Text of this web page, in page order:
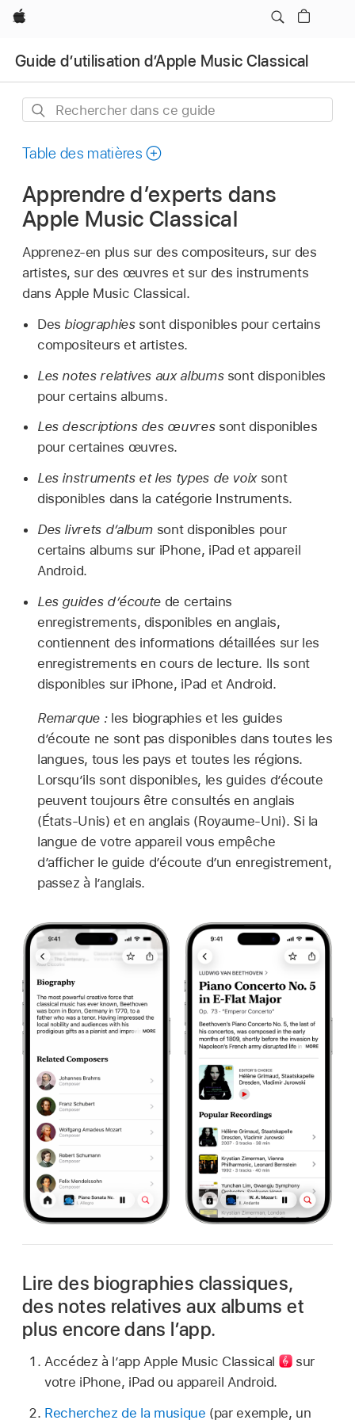
Apple
Guide d’utilisation d’Apple Music Classical
Rechercher
ce
Table des matières
Apprendre d’experts dans
Apple Music Classical
Apprenez-en plus sur des compositeurs, sur des
artistes, sur des œuvres et sur des instruments
dans Apple Music Classical.
Des biographiessont disponibles pour certains
compositeurs et artistes.
Les notes relatives aux albumssont disponibles
pour certains albums.
Les descriptions des œuvressont disponibles
pour certaines œuvres.
Les instruments et les types de voix sont
disponibles dans la catégorie Instruments.
Des livrets d’album sont disponibles pour
certains albums sur iPhone, iPad et appareil
Android.
Les guides dʼécoute de certains
enregistrements, disponibles en anglais,
contiennent des informations détaillées sur les
enregistrements en cours de lecture. Ils sont
disponibles sur iPhone, iPad et Android.
Remarque :les biographies et les guides
d’écoute ne sont pas disponibles dans toutes les
langues, tous les pays et toutes les régions.
Lorsqu’ils sont disponibles, les guides d’écoute
peuvent toujours être consultés en anglais
(États-Unis) et en anglais (Royaume-Uni). Si la
langue de votre appareil vous empêche
d’afficher le guide d’écoute d’un enregistrement,
passez à l’anglais.
Lire des biographies classiques,
des notes relatives aux albums et
plus encore dans lʼapp.
Accédez à l’app Apple Music Classical
sur
votre iPhone, iPad ou appareil Android.
Recherchez de la musique (par exemple, un